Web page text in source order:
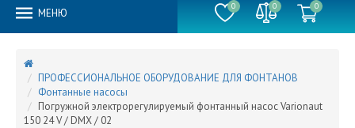
MEНЮ
0 0 0
ПРОФЕССИОНАЛЬНОЕ ОБОРУДОВАНИЕ ДЛЯ ФОНТАНОВ
Фонтанные насосы
Погружной электрорегулируемый фонтанный насос Varionaut
150 24 V / DMX / 02